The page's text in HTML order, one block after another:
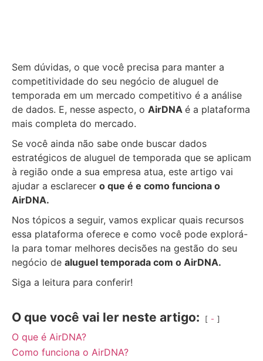
Sem dúvidas, o que você precisa para manter a
competitividade do seu negócio de aluguel de
temporada em um mercado competitivo é a análise
de dados. E, nesse aspecto, o AirDNA é a plataforma
mais completa do mercado.
Se você ainda não sabe onde buscar dados
estratégicos de aluguel de temporada que se aplicam
à região onde a sua empresa atua, este artigo vai
ajudar a esclarecer o que é e como funciona o
AirDNA.
Nos tópicos a seguir, vamos explicar quais recursos
essa plataforma oferece e como você pode explorá-
la para tomar melhores decisões na gestão do seu
negócio de aluguel temporada com o AirDNA.
Siga a leitura para conferir!
O que você vai ler neste artigo: -
O que é AirDNA?
Como funciona o AirDNA?